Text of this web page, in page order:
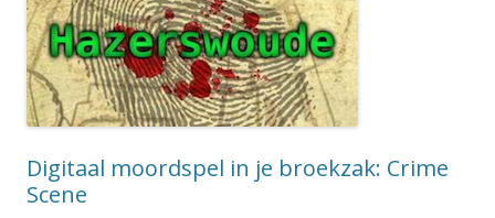
Digitaal moordspel in je broekzak: Crime
Scene